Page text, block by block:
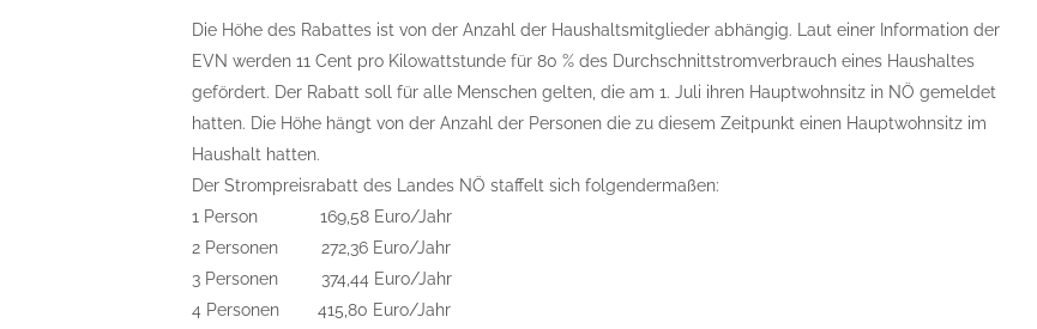
Die Höhe des Rabattes ist von der Anzahl der Haushaltsmitglieder abhängig. Laut einer Information der
EVN werden 11 Cent pro Kilowattstunde für 80 % des Durchschnittstromverbrauch eines Haushaltes
gefördert. Der Rabatt soll für alle Menschen gelten, die am 1. Juli ihren Hauptwohnsitz in NÖ gemeldet
hatten. Die Höhe hängt von der Anzahl der Personen die zu diesem Zeitpunkt einen Hauptwohnsitz im
Haushalt hatten.
Der Strompreisrabatt des Landes NÖ staffelt sich folgendermaßen:
1 Person 169,58 Euro/Jahr
2 Personen 272,36 Euro/Jahr
3 Personen 374,44 Euro/Jahr
4 Personen 415,80 Euro/Jahr